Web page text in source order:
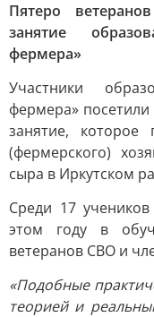
Пятеро
занятие
фермера»
Участники
фермера» посетили
занятие, которое
(фермерского)
сыра в Иркутском
Среди 17
этом году в
ветеранов СВО и
«Подобные
теорией и